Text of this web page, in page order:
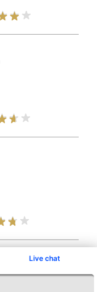
Live chat
Kontakt